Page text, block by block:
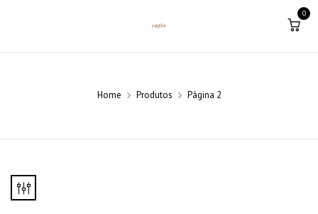
0
Home Produtos Página 2